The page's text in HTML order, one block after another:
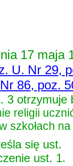
17 maja
U. Nr 29,
Nr 86, poz.
3 otrzymuje
religii
szkołach
się ust.
ust. 1.